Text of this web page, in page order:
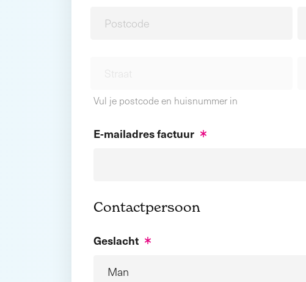
Vul je postcode en huisnummer in
E-mailadres factuur
Contactpersoon
Geslacht